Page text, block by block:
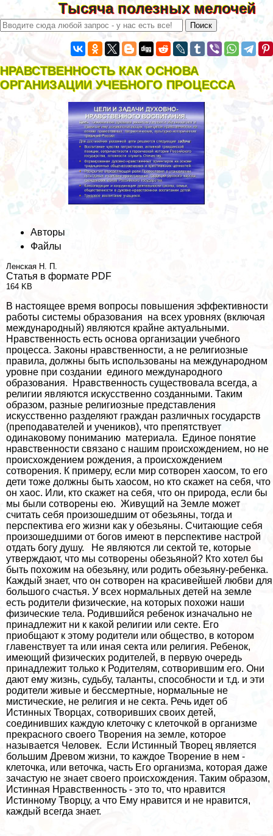
Тысяча полезных мелочей
НРАВСТВЕННОСТЬ КАК ОСНОВА
ОРГАНИЗАЦИИ УЧЕБНОГО ПРОЦЕССА
Авторы
Файлы
Ленская Н. П.
Статья в формате PDF
164 KB
В настоящее время вопросы повышения эффективности
работы системы образования на всех уровнях (включая
международный) являются крайне актуальными.
Нравственность есть основа организации учебного
процесса. Законы нравственности, а не религиозные
правила, должны быть использованы на международном
уровне при создании единого международного
образования. Нравственность существовала всегда, а
религии являются искусственно созданными. Таким
образом, разные религиозные представления
искусственно разделяют граждан различных государств
(преподавателей и учеников), что препятствует
одинаковому пониманию материала. Единое понятие
нравственности связано с нашим происхождением, но не
происхождением рождения, а происхождением
сотворения. К примеру, если мир сотворен хаосом, то его
дети тоже должны быть хаосом, но кто скажет на себя, что
он хаос. Или, кто скажет на себя, что он природа, если бы
мы были сотворены ею. Живущий на Земле может
считать себя произошедшим от обезьяны, тогда и
перспектива его жизни как у обезьяны. Считающие себя
произошедшими от богов имеют в перспективе настрой
отдать богу душу. Не являются ли сектой те, которые
утверждают, что мы сотворены обезьяной? Кто хотел бы
быть похожим на обезьяну, или родить обезьяну-ребенка.
Каждый знает, что он сотворен на красивейшей любви для
большого счастья. У всех нормальных детей на земле
есть родители физические, на которых похожи наши
физические тела. Родившийся ребенок изначально не
принадлежит ни к какой религии или секте. Его
приобщают к этому родители или общество, в котором
главенствует та или иная секта или религия. Ребенок,
имеющий физических родителей, в первую очередь
принадлежит только к Родителям, сотворившим его. Они
дают ему жизнь, судьбу, таланты, способности и т.д. и эти
родители живые и бесcмepтные, нормальные не
мистические, не религия и не секта. Речь идет об
Истинных Творцах, сотворивших своих детей,
соединивших каждую клеточку с клеточкой в организме
прекрасного своего Творения на земле, которое
называется Человек. Если Истинный Творец является
большим Древом жизни, то каждое Творение в нем -
клеточка, или веточка, часть Его организма, которая даже
зачастую не знает своего происхождения. Таким образом,
Истинная Нравственность - это то, что нравится
Истинному Творцу, а что Ему нравится и не нравится,
каждый всегда знает.